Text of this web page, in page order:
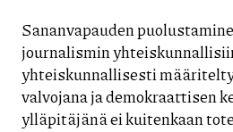
Sananvapauden
journalismin
yhteiskunnallisesti
valvojana ja demokraattisen
ylläpitäjänä ei kuitenkaan